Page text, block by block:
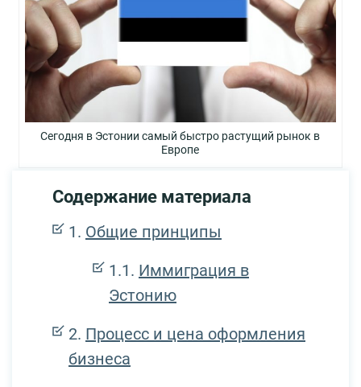
Сегодня в Эстонии самый быстро растущий рынок в
Европе
Содержание материала
Общие принципы
Иммиграция в
Эстонию
Процесс и цена оформления
бизнеса